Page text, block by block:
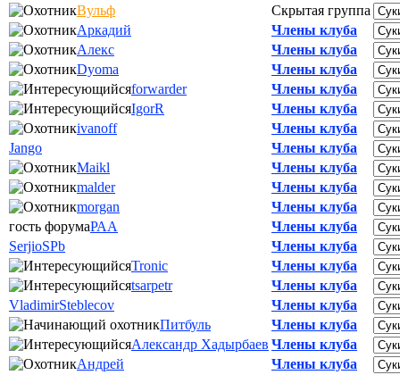
Вульф
Скрытая группа
Аркадий
Члены клуба
Алекс
Члены клуба
Dyoma
Члены клуба
forwarder
Члены клуба
IgorR
Члены клуба
ivanoff
Члены клуба
Jango
Члены клуба
Maikl
Члены клуба
malder
Члены клуба
morgan
Члены клуба
гость форумаРАА
Члены клуба
SerjioSPb
Члены клуба
Tronic
Члены клуба
tsarpetr
Члены клуба
VladimirSteblecov
Члены клуба
Питбуль
Члены клуба
Александр Хадырбаев Члены клуба
Андрей
Члены клуба